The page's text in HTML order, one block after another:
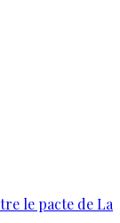
le pacte de La